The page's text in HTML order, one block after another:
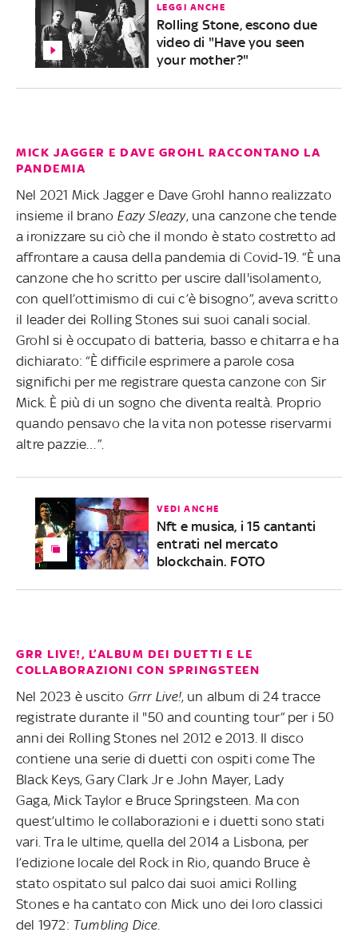
LEGGI ANCHE
Rolling Stone, escono due
video di "Have you seen
your mother?"
MICK JAGGER E DAVE GROHL RACCONTANO LA
PANDEMIA
Nel 2021 Mick Jagger e Dave Grohl hanno realizzato
insieme il brano Eazy Sleazy, una canzone che tende
a ironizzare su ciò che il mondo è stato costretto ad
affrontare a causa della pandemia di Covid-19. “È una
canzone che ho scritto per uscire dall'isolamento,
con quell’ottimismo di cui c’è bisogno”, aveva scritto
il leader dei Rolling Stones sui suoi canali social.
Grohl si è occupato di batteria, basso e chitarra e ha
dichiarato: “È difficile esprimere a parole cosa
significhi per me registrare questa canzone con Sir
Mick. È più di un sogno che diventa realtà. Proprio
quando pensavo che la vita non potesse riservarmi
altre pazzie…”.
VEDI ANCHE
Nft e musica, i 15 cantanti
entrati nel mercato
blockchain. FOTO
GRR LIVE!, L’ALBUM DEI DUETTI E LE
COLLABORAZIONI CON SPRINGSTEEN
Nel 2023 è uscito Grrr Live!, un album di 24 tracce
registrate durante il "50 and counting tour” per i 50
anni dei Rolling Stones nel 2012 e 2013. Il disco
contiene una serie di duetti con ospiti come The
Black Keys, Gary Clark Jr e John Mayer, Lady
Gaga, Mick Taylor e Bruce Springsteen. Ma con
quest’ultimo le collaborazioni e i duetti sono stati
vari. Tra le ultime, quella del 2014 a Lisbona, per
l’edizione locale del Rock in Rio, quando Bruce è
stato ospitato sul palco dai suoi amici Rolling
Stones e ha cantato con Mick uno dei loro classici
del 1972: Tumbling Dice.